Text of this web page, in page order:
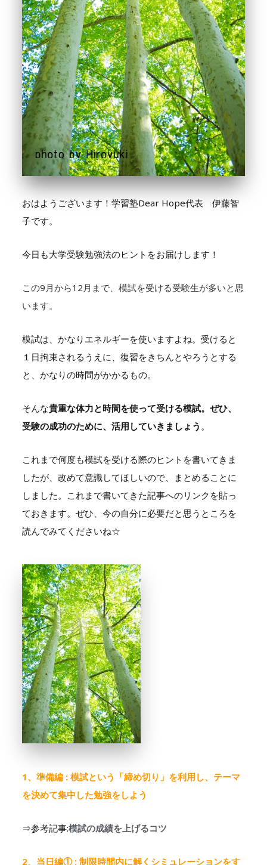
おはようございます！学習塾Dear Hope代表 伊藤智
子です。
今日も大学受験勉強法のヒントをお届けします！
この9月から12月まで、模試を受ける受験生が多いと思
います。
模試は、かなりエネルギーを使いますよね。受けると
１日拘束されるうえに、復習をきちんとやろうとする
と、かなりの時間がかかるもの。
そんな貴重な体力と時間を使って受ける模試。ぜひ、
受験の成功のために、活用していきましょう 。
これまで何度も模試を受ける際のヒントを書いてきま
したが、改めて意識してほしいので、まとめることに
しました。これまで書いてきた記事へのリンクを貼っ
ておきます。ぜひ、今の自分に必要だと思うところを
読んでみてくださいね☆
1、準備編 : 模試という「締め切り」を利用し、テーマ
を決めて集中した勉強をしよう
⇒参考記事:模試の成績を上げるコツ
2、当日編① : 制限時間内に解くシミュレーションをす